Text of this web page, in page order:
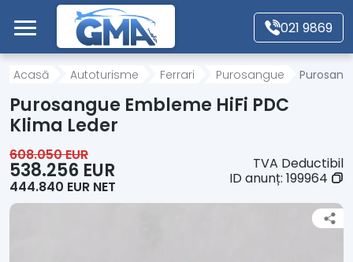
Mergi direct la conținutul principal
021 9869
Acasă
Autoturisme
Motociclete
Acasă Autoturisme Ferrari Purosangue
Purosangue Embleme HiFi PDC
Klima Leder
608.050 EUR
538.256 EUR
444.840 EUR NET
TVA Deductibil
ID anunț: 199964